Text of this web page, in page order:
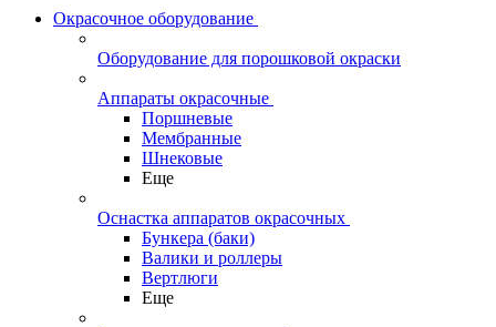
Окрасочное оборудование
Оборудование для порошковой окраски
Аппараты окрасочные
Поршневые
Мембранные
Шнековые
Еще
Оснастка аппаратов окрасочных
Бункера (баки)
Валики и роллеры
Вертлюги
Еще